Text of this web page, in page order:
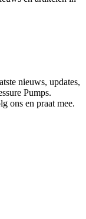
nieuws, updates,
Pumps.
ons en praat mee.